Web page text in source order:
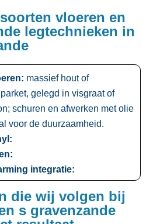
vloeren en
legtechnieken in
massief hout of
gelegd in visgraat of
schuren en afwerken met olie
voor de duurzaamheid.​
integratie:
die wij volgen bij
s gravenzande